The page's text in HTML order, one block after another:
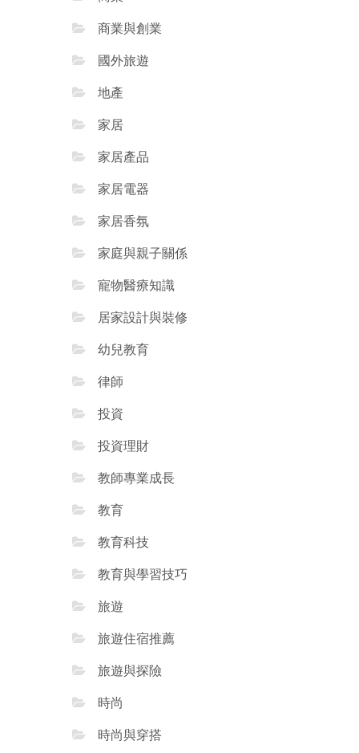
商業與創業
國外旅遊
地產
家居
家居產品
家居電器
家居香氛
家庭與親子關係
寵物醫療知識
居家設計與裝修
幼兒教育
律師
投資
投資理財
教師專業成長
教育
教育科技
教育與學習技巧
旅遊
旅遊住宿推薦
旅遊與探險
時尚
時尚與穿搭